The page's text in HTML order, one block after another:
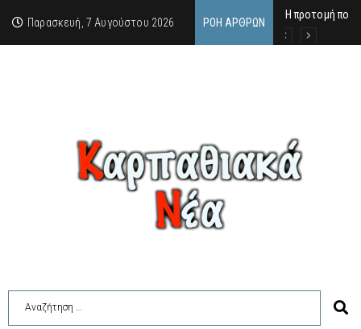
Παρασκευή, 7 Αυγούστου 2026 ΡΟΉ ΆΡΘΡΩΝ
Η προτομή που
Ο αιώνιος
Δικαστική